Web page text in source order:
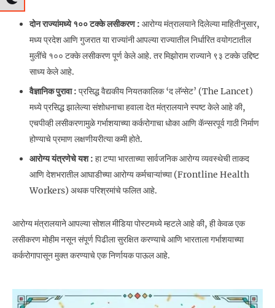
दोन राज्यांमध्ये १०० टक्के लसीकरण : आरोग्य मंत्रालयाने दिलेल्या माहितीनुसार,
मध्य प्रदेश आणि गुजरात या राज्यांनी आपल्या राज्यातील निर्धारित वयोगटातील
मुलींचे १०० टक्के लसीकरण पूर्ण केले आहे. तर मिझोराम राज्याने ९३ टक्के उद्दिष्ट
साध्य केले आहे.
वैज्ञानिक पुरावा : प्रसिद्ध वैद्यकीय नियतकालिक ‘द लॅन्सेट’ (The Lancet)
मध्ये प्रसिद्ध झालेल्या संशोधनाचा हवाला देत मंत्रालयाने स्पष्ट केले आहे की,
एचपीव्ही लसीकरणामुळे गर्भाशयाच्या कर्करोगाचा धोका आणि कॅन्सरपूर्व गाठी निर्माण
होण्याचे प्रमाण लक्षणीयरीत्या कमी होते.
आरोग्य यंत्रणेचे यश : हा टप्पा भारताच्या सार्वजनिक आरोग्य व्यवस्थेची ताकद
आणि देशभरातील आघाडीच्या आरोग्य कर्मचाऱ्यांच्या (Frontline Health
Workers) अथक परिश्रमांचे फलित आहे.
आरोग्य मंत्रालयाने आपल्या सोशल मीडिया पोस्टमध्ये म्हटले आहे की, ही केवळ एक
लसीकरण मोहीम नसून संपूर्ण पिढीला सुरक्षित करण्याचे आणि भारताला गर्भाशयाच्या
कर्करोगापासून मुक्त करण्याचे एक निर्णायक पाऊल आहे.